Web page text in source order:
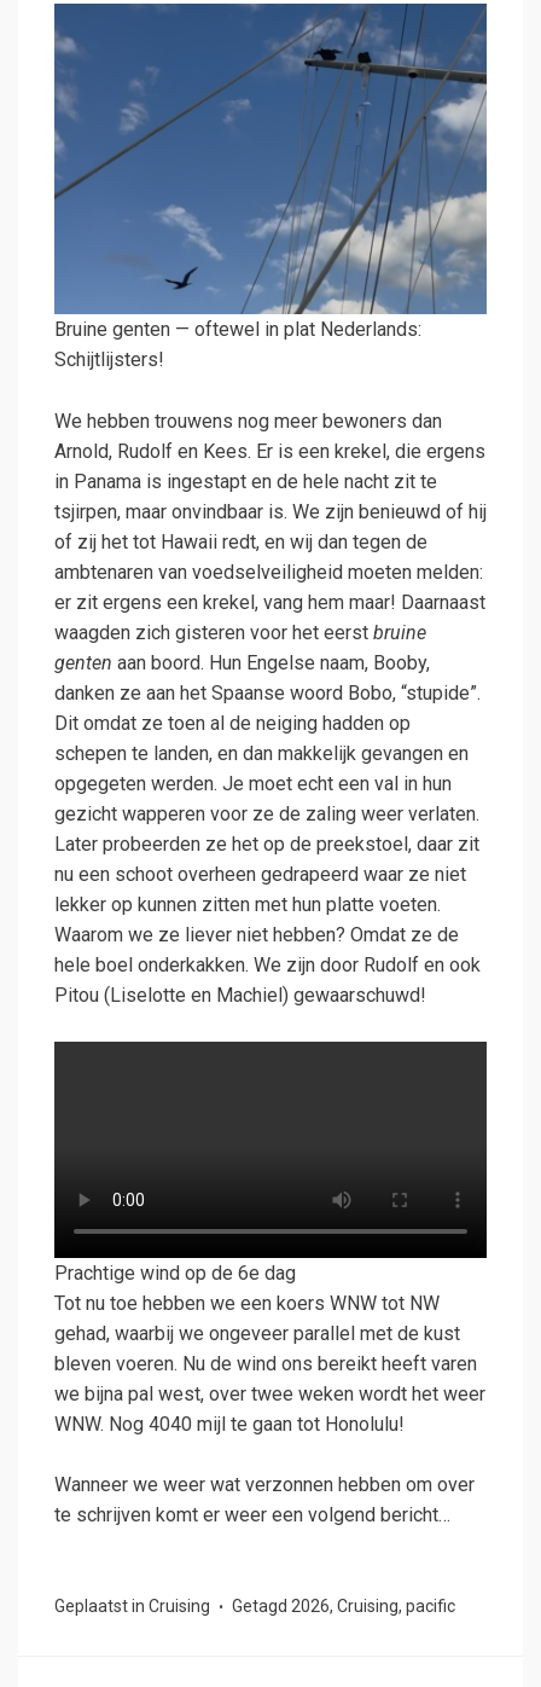
Bruine genten — oftewel in plat Nederlands:
Schijtlijsters!
We hebben trouwens nog meer bewoners dan
Arnold, Rudolf en Kees. Er is een krekel, die ergens
in Panama is ingestapt en de hele nacht zit te
tsjirpen, maar onvindbaar is. We zijn benieuwd of hij
of zij het tot Hawaii redt, en wij dan tegen de
ambtenaren van voedselveiligheid moeten melden:
er zit ergens een krekel, vang hem maar! Daarnaast
waagden zich gisteren voor het eerst bruine
genten aan boord. Hun Engelse naam, Booby,
danken ze aan het Spaanse woord Bobo, “stupide”.
Dit omdat ze toen al de neiging hadden op
schepen te landen, en dan makkelijk gevangen en
opgegeten werden. Je moet echt een val in hun
gezicht wapperen voor ze de zaling weer verlaten.
Later probeerden ze het op de preekstoel, daar zit
nu een schoot overheen gedrapeerd waar ze niet
lekker op kunnen zitten met hun platte voeten.
Waarom we ze liever niet hebben? Omdat ze de
hele boel onderkakken. We zijn door Rudolf en ook
Pitou (Liselotte en Machiel) gewaarschuwd!
Prachtige wind op de 6e dag
Tot nu toe hebben we een koers WNW tot NW
gehad, waarbij we ongeveer parallel met de kust
bleven voeren. Nu de wind ons bereikt heeft varen
we bijna pal west, over twee weken wordt het weer
WNW. Nog 4040 mijl te gaan tot Honolulu!
Wanneer we weer wat verzonnen hebben om over
te schrijven komt er weer een volgend bericht…
Geplaatst in Cruising Getagd 2026, Cruising, pacific